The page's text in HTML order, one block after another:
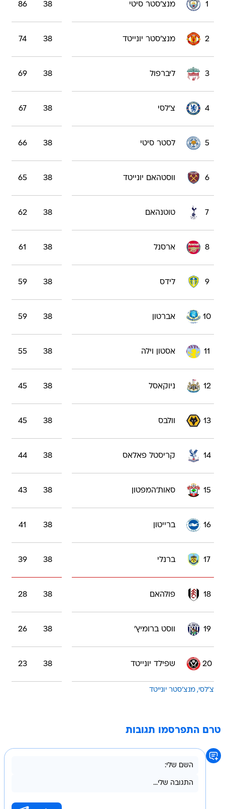
1 מנצ'סטר סיטי 38
86
2 מנצ'סטר יונייטד 38
74
3 ליברפול 38
69
4 צ'לסי 38
67
5 לסטר סיטי 38
66
6 ווסטהאם יונייטד 38
65
7 טוטנהאם 38
62
8 ארסנל 38
61
9 לידס 38
59
10 אברטון 38
59
11 אסטון וילה 38
55
12 ניוקאסל 38
45
13 וולבס 38
45
14 קריסטל פאלאס 38
44
15 סאות'המפטון 38
43
16 ברייטון 38
41
17 ברנלי 38
39
18 פולהאם 38
28
19 ווסט ברומיץ' 38
26
20 שפילד יונייטד 38
23
צ'לסי מנצ'סטר יונייטד
טרם התפרסמו תגובות